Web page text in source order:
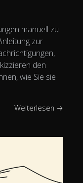
manuell zu
zur
den
wie Sie sie
Weiterlesen →